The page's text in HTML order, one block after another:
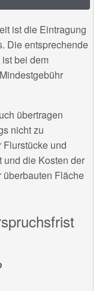
ist die Eintragung
Die entsprechende
bei dem
übertragen
nicht zu
und
und die Kosten der
überbauten Fläche